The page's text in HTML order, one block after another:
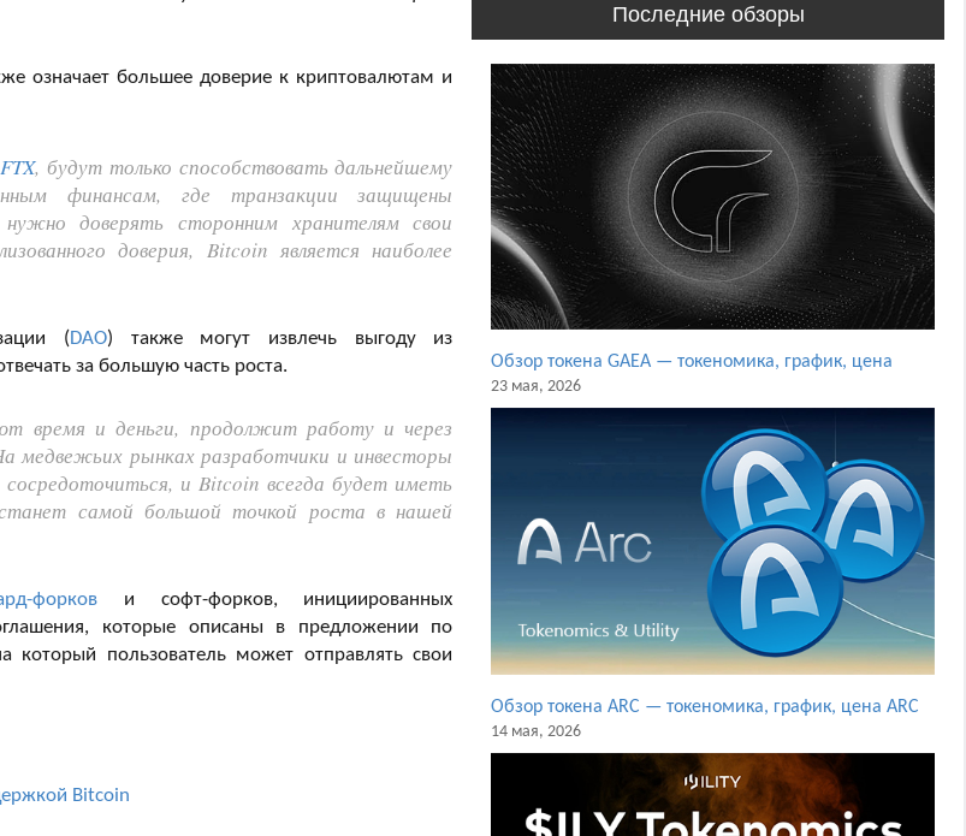
означает большее доверие к криптовалютам и
FTX, будут только способствовать дальнейшему
финансам, где транзакции защищены
доверять сторонним хранителям свои
доверия, Bitcoin является наиболее
(DAO) также могут извлечь выгоду из
за большую часть роста.
время и деньги, продолжит работу и через
медвежьих рынках разработчики и инвесторы
и Bitcoin всегда будет иметь
самой большой точкой роста в нашей
форкови софт-форков, инициированных
которые описаны в предложении по
который пользователь может отправлять свои
Bitcoin
Последние обзоры
Обзор токена GAEA — токеномика, график, цена
23 мая, 2026
Обзор токена ARC — токеномика, график, цена ARC
14 мая, 2026